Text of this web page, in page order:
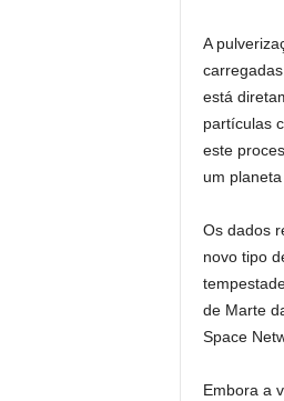
A
está
partículas
este
um
Os dados
novo tipo
de Marte
Space
Embora a